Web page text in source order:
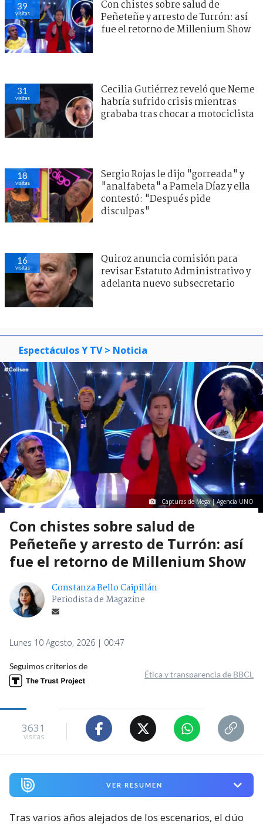
39
visitas
Con chistes sobre salud de
Peñeteñe y arresto de Turrón: así
fue el retorno de Millenium Show
31
visitas
Cecilia Gutiérrez reveló que Neme
habría sufrido crisis mientras
grababa tras chocar a motociclista
18
visitas
Sergio Rojas le dijo "gorreada" y
"analfabeta" a Pamela Díaz y ella
contestó: "Después pide
disculpas"
16
visitas
Quiroz anuncia comisión para
revisar Estatuto Administrativo y
adelanta nuevo subsecretario
Espectáculos Y TV > Noticia
Capturas de Mega | Agencia UNO
Con chistes sobre salud de
Peñeteñe y arresto de Turrón: así
fue el retorno de Millenium Show
Constanza Bello Caipillán
Periodista de Magazine
Lunes 10 Agosto, 2026 | 00:47
Seguimos criterios de
Ética y transparencia de BBCL
3631
visitas
VER RESUMEN
Tras varios años alejados de los escenarios, el dúo